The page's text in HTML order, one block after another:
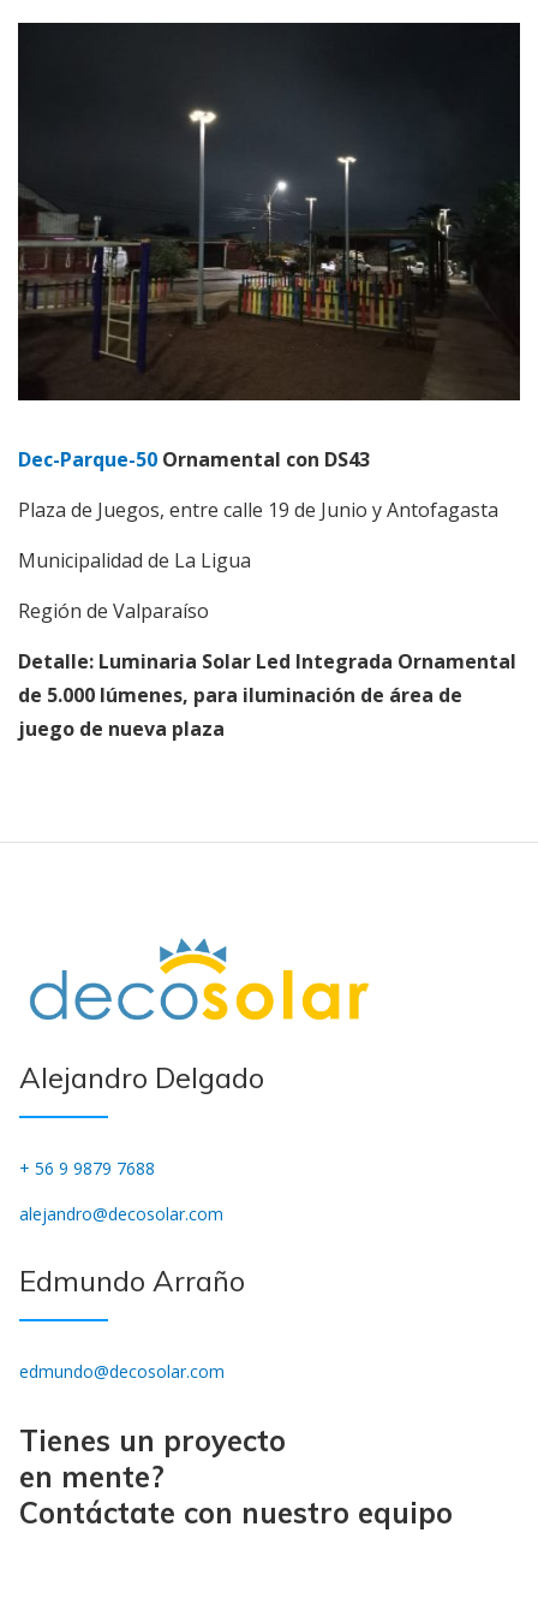
Dec-Parque-50 Ornamental con DS43
Plaza de Juegos, entre calle 19 de Junio y Antofagasta
Municipalidad de La Ligua
Región de Valparaíso
Detalle: Luminaria Solar Led Integrada Ornamental
de 5.000 lúmenes, para iluminación de área de
juego de nueva plaza
Alejandro Delgado
+ 56 9 9879 7688
alejandro@decosolar.com
Edmundo Arraño
edmundo@decosolar.com
Tienes un proyecto
en mente?
Contáctate con nuestro equipo